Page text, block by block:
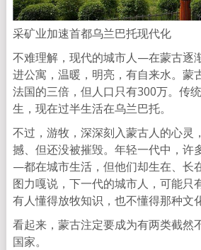
采矿业加速首都乌兰巴托现代化
不难理解，现代的城市人—在蒙古逐
进公寓，温暖，明亮，有自来水。蒙
法国的三倍，但人口只有300万。传
生，现在过半生活在乌兰巴托。
不过，游牧，深深刻入蒙古人的心灵
撼、但还没被摧毁。年轻一代中，
—都在城市生活，但他们却生在、长
图力嘎说，下一代的城市人，可能只
有人懂得放牧知识，也不懂得那种文
看起来，蒙古注定要成为有两类截然
国家。